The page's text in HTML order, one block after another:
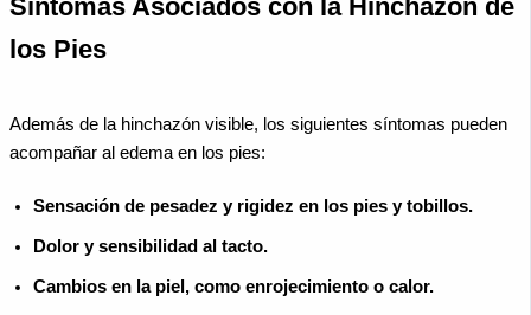
Síntomas Asociados con la Hinchazón de
los Pies
Además de la hinchazón visible, los siguientes síntomas pueden
acompañar al edema en los pies:
Sensación de pesadez y rigidez en los pies y tobillos.
Dolor y sensibilidad al tacto.
Cambios en la piel, como enrojecimiento o calor.